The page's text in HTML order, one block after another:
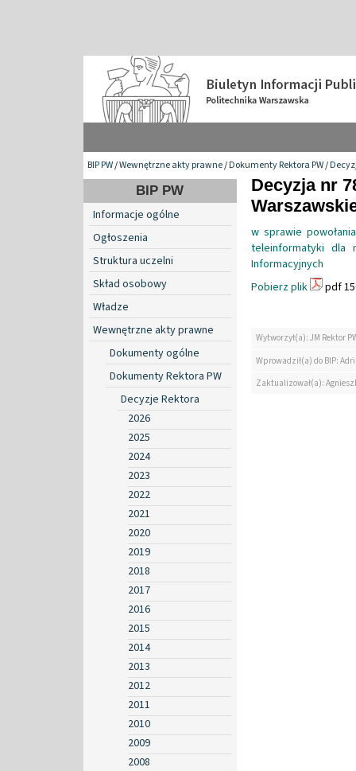
BIP PW/Wewnętrzne akty prawne/Dokumenty Rektora PW/
BIP PW
Informacje ogólne
Ogłoszenia
Struktura uczelni
Skład osobowy
Władze
Wewnętrzne akty prawne
Dokumenty ogólne
Dokumenty Rektora PW
Decyzje Rektora
2026
2025
2024
2023
2022
2021
2020
2019
2018
2017
2016
2015
2014
2013
2012
2011
2010
2009
2008
Decyzja nr
w sprawie
teleinformatyki dla
Informacyjnych
Pobierz plik
pdf
Wytworzył(a): JM Rektor
Wprowadził(a) do BIP:
Zaktualizował(a):